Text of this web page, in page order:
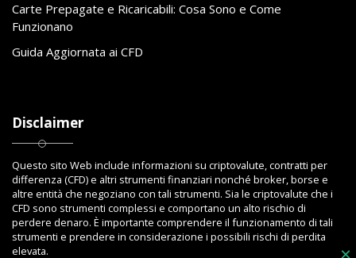
Carte Prepagate e Ricaricabili: Cosa Sono e Come
Funzionano
Guida Aggiornata ai CFD
Disclaimer
Questo sito Web include informazioni su criptovalute, contratti per
differenza (CFD) e altri strumenti finanziari nonché broker, borse e
altre entità che negoziano con tali strumenti. Sia le criptovalute che i
CFD sono strumenti complessi e comportano un alto rischio di
perdere denaro. È importante comprendere il funzionamento di tali
strumenti e prendere in considerazione i possibili rischi di perdita
elevata.